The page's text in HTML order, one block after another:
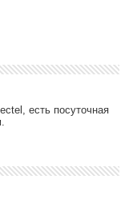
есть посуточная